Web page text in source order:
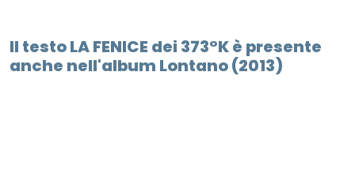
Il testo LA FENICE dei 373°K è presente
anche nell'album Lontano (2013)